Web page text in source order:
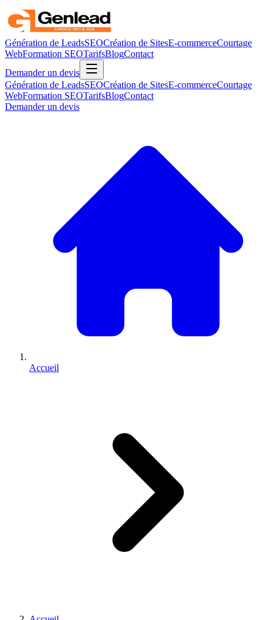
Génération de LeadsSEOCréation de SitesE-commerceCourtage
WebFormation SEOTarifsBlogContact
Demander un devis
Génération de LeadsSEOCréation de SitesE-commerceCourtage
WebFormation SEOTarifsBlogContact
Demander un devis
Accueil